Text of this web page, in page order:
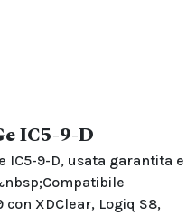
IC5-9-D
IC5-9-D, usata garantita e
XDClear, Logiq S8,